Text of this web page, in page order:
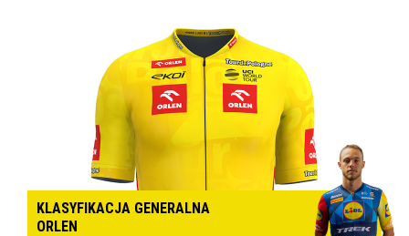
KLASYFIKACJA GENERALNA
ORLEN